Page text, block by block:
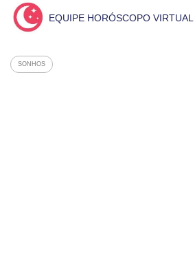
EQUIPE HORÓSCOPO VIRTUAL
SONHOS